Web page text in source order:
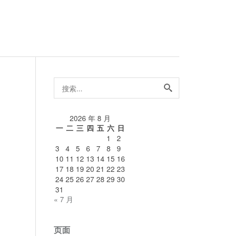
搜
索...
2026 年 8 月
一 二 三 四 五 六 日
1
2
3
4 5 6 7 8
9
10 11 12 13 14 15 16
17 18 19 20 21 22 23
24 25 26 27 28 29 30
31
« 7 月
页面